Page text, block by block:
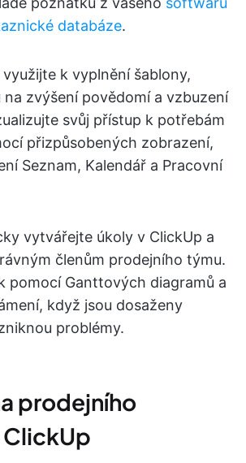
databáze.
k vyplnění šablony,
zvýšení povědomí a vzbuzení
svůj přístup k potřebám
přizpůsobených zobrazení,
Seznam, Kalendář a Pracovní
vytvářejte úkoly v ClickUp a
členům prodejního týmu.
pomocí Ganttových diagramů a
když jsou dosaženy
problémy.
prodejního